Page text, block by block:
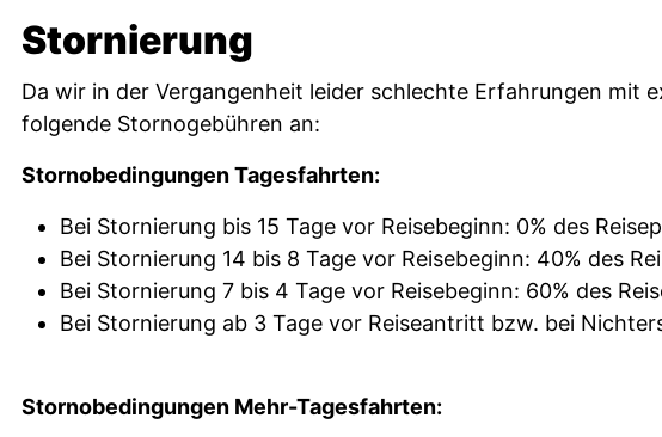
Stornierung
Da wir in der Vergangenheit leider schlechte Erfahrungen mit
folgende Stornogebühren an:
Stornobedingungen Tagesfahrten:
Bei Stornierung bis 15 Tage vor Reisebeginn: 0% des
Bei Stornierung 14 bis 8 Tage vor Reisebeginn: 40% des
Bei Stornierung 7 bis 4 Tage vor Reisebeginn: 60% des
Bei Stornierung ab 3 Tage vor Reiseantritt bzw. bei
Stornobedingungen Mehr-Tagesfahrten: